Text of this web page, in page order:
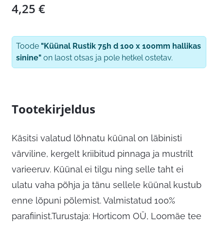
4,25 €
Toode "Küünal Rustik 75h d 100 x 100mm hallikas
sinine" on laost otsas ja pole hetkel ostetav.
Tootekirjeldus
Käsitsi valatud lõhnatu küünal on läbinisti
värviline, kergelt kriibitud pinnaga ja mustrilt
varieeruv. Küünal ei tilgu ning selle taht ei
ulatu vaha põhja ja tänu sellele küünal kustub
enne lõpuni põlemist. Valmistatud 100%
parafiinist.Turustaja: Horticom OÜ, Loomäe tee